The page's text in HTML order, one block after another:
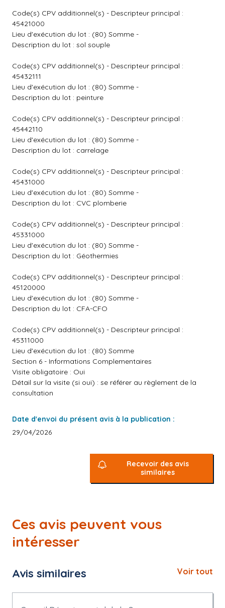
Code(s) CPV additionnel(s) - Descripteur principal :
45421000
Lieu d'exécution du lot : (80) Somme -
Description du lot : sol souple
Code(s) CPV additionnel(s) - Descripteur principal :
45432111
Lieu d'exécution du lot : (80) Somme -
Description du lot : peinture
Code(s) CPV additionnel(s) - Descripteur principal :
45442110
Lieu d'exécution du lot : (80) Somme -
Description du lot : carrelage
Code(s) CPV additionnel(s) - Descripteur principal :
45431000
Lieu d'exécution du lot : (80) Somme -
Description du lot : CVC plomberie
Code(s) CPV additionnel(s) - Descripteur principal :
45331000
Lieu d'exécution du lot : (80) Somme -
Description du lot : Géothermies
Code(s) CPV additionnel(s) - Descripteur principal :
45120000
Lieu d'exécution du lot : (80) Somme -
Description du lot : CFA-CFO
Code(s) CPV additionnel(s) - Descripteur principal :
45311000
Lieu d'exécution du lot : (80) Somme
Section 6 - Informations Complementaires
Visite obligatoire : Oui
Détail sur la visite (si oui) : se référer au règlement de la
consultation
Date d'envoi du présent avis à la publication :
29/04/2026
Recevoir des avis
similaires
Ces avis peuvent vous
intéresser
Avis similaires Voir tout